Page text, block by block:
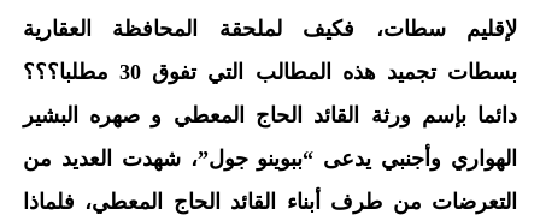
لإقليم سطات، فكيف لملحقة المحافظة العقارية
بسطات تجميد هذه المطالب التي تفوق 30 مطلبا؟؟؟
دائما بإسم ورثة القائد الحاج المعطي و صهره البشير
الهواري وأجنبي يدعى “ببوينو جول”، شهدت العديد من
التعرضات من طرف أبناء القائد الحاج المعطي، فلماذا